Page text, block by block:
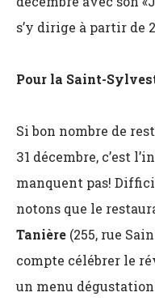
s’y dirige à partir de
Pour la Saint-
Si bon nombre de
31 décembre, c’est
manquent pas!
notons que le
Tanière (255, rue
compte célébrer le
un menu